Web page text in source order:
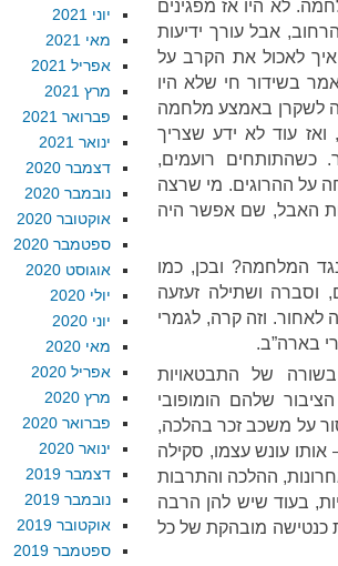
לא היו אז מפגינים
אבל עורך ידיעות
איך לאכול את הקרב על
בשידור חי שלא היו
לשקרן באמצע מלחמה
ואז עוד לא ידע שצריך
כשהתותחים רועמים,
על ההרוגים. מי שרצה
האבל, שם אפשר היה
המלחמה? ובכן, כמו
ושתילה זעזעה
וזה קרה, לגמרי
בארה”ב.
של התבטאויות
שלהם הומופובי
על משכב זכר בהלכה,
אותו עונש עצמו, סקילה
ההלכה והתרבות
בעוד שיש להן הרבה
כנטישה מובהקת של כל
יוני 2021
מאי 2021
אפריל 2021
מרץ 2021
פברואר 2021
ינואר 2021
דצמבר 2020
נובמבר 2020
אוקטובר 2020
ספטמבר 2020
אוגוסט 2020
יולי 2020
יוני 2020
מאי 2020
אפריל 2020
מרץ 2020
פברואר 2020
ינואר 2020
דצמבר 2019
נובמבר 2019
אוקטובר 2019
ספטמבר 2019